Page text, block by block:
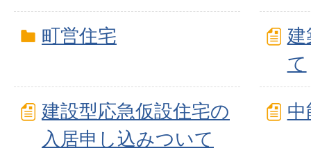
町営住宅
て
建設型応急仮設住宅の
入居申し込みついて
中